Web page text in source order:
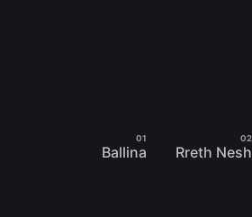
Ballina Rreth Nesh